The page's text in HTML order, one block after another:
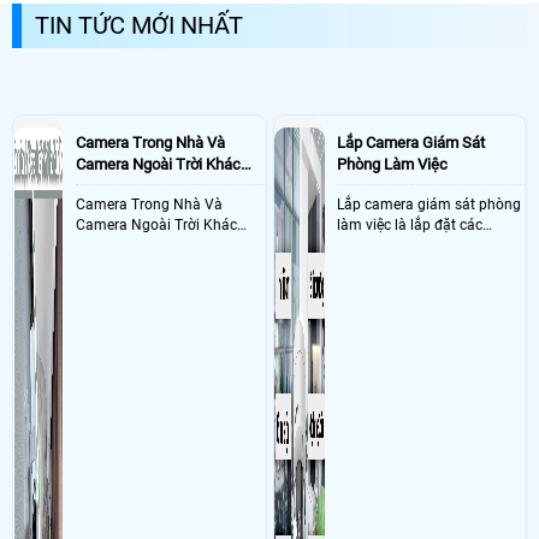
camera 351/20A Lê Văn Sỹ phường Nhiêu Lộc HCM Sử dụng
AN PHÚ CITY Sử dụng
Dịch vụ camera quan sát
cam DH-H5AE ,2 sw tplink 5 port LS1005
- Khách Lắp CameraĐịa điểm lăp đặt camera 29D Cộng Hòa 3Phường,
Phú Thọ Hòa, Hồ Chí Minh Sử dụngDịch vụ camera quan sát6 cam
DT:DH-H5AE,4 thẻ 32gb v.has', 2 the nho 256Gb 4sgen
- Khách Lắp Camera CÔNG TY TNHH CÀ PHÊ TRÀ PHƯƠNG VYĐịa điểm
lăp đặt camera 432A Xô Viết Nghệ Tĩnh, Phường Thạnh Mỹ Tây, TP. Hồ
Chí Minh, Sử dụng
Dịch vụ camera quan sát Ổ cứng gắn trong Toshiba
10TB : 1 cái, KX-A4K8116N3-VM : 1 cái , 2 máy quát cầm tay S20-2D WGB
, DH-H5D-5F : 2 cái, DH-H5AE : 5 cái,2 chân loa ,Switch 16 cổng Gigabit
TP-LINK TL-SG1016D : 1 cái, SWITCH 8 Port Tplink LS1008G (1Gbps): 1
cái, phần mềm online 1tr500/năm/2 bàn
- Khách Lắp Camera Anh Tuấn
Địa điểm lăp đặt camera 8 đường 3A, p
binh trị đông B bình tân Sử dụng
Dịch vụ camera quan sát
công khuôn mặt senseface 4A : 1 cái, Khóa từ NE-380S(LED) : 1 cái, Bát
ZL ZLB-380 : 1 cái, Nút exit TLEB201 : 1 cái, Hộp inox : 1 cái, Backup
(P1205-B2):1 cái, Acqui pheonix : 1 cái,
- Khách Lắp Camera CÔNG TY CỔ PHẦN XUẤT NHẬP KHẨU NAM VÂN
PHONG
Địa điểm lăp đặt camera Lô CN20_01 và CN20_10 Khu Công
nghiệp Ninh Thủy, Phường Đông Ninh Hòa, Tỉnh Khánh Hòa, Việt Nam Sử
dụngDịch vụ camera quan sát KX-C31L : 6 CÁI , SWITCH 10 Port
rẻ ở đâu tốt nhất, uy tín nhất. ...
TIN TỨC MỚI NHẤT
Camera Trong Nhà Và
Camera Ngoài Trời Khác
Nhau Như Thế Nào
Camera Trong Nhà Và
Camera Ngoài Trời Khác
Lắp Camera Giám Sát
Phòng Làm Việc
Lắp camera giám sát phòng
làm việc là lắp đặt các